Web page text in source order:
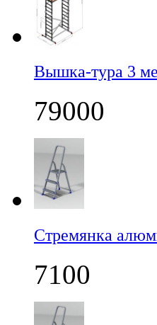
Вышка-тура 3
79000
Стремянка
7100